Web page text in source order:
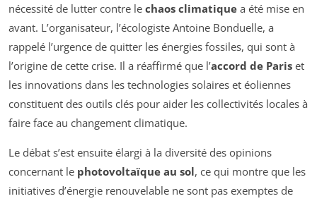
nécessité de lutter contre le chaos climatique a été mise en
avant. L’organisateur, l’écologiste Antoine Bonduelle, a
rappelé l’urgence de quitter les énergies fossiles, qui sont à
l’origine de cette crise. Il a réaffirmé que l’accord de Paris et
les innovations dans les technologies solaires et éoliennes
constituent des outils clés pour aider les collectivités locales à
faire face au changement climatique.
Le débat s’est ensuite élargi à la diversité des opinions
concernant le photovoltaïque au sol, ce qui montre que les
initiatives d’énergie renouvelable ne sont pas exemptes de